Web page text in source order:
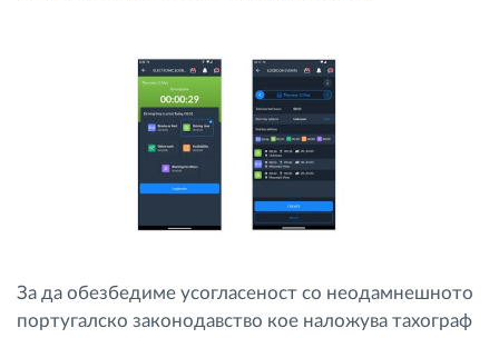
Како ја решаваме
Калкулатор за заштеди
За да обезбедиме усогласеност со неодамнешното
португалско законодавство кое наложува тахограф